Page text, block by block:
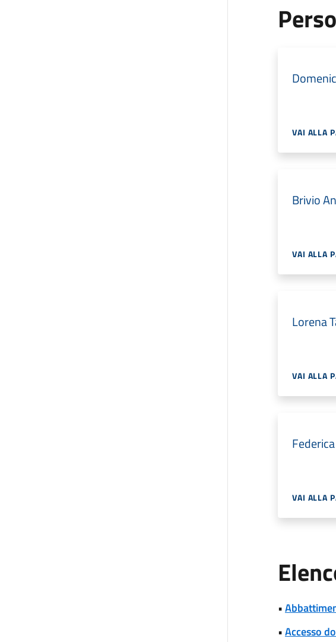
VAI ALLA
Brivio
VAI ALLA
Lorena
VAI ALLA
VAI ALLA
•
•Accesso